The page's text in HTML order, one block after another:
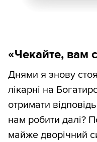
«Чекайте, вам
Днями я знову
лікарні на
отримати
нам робити далі?
майже дворічний